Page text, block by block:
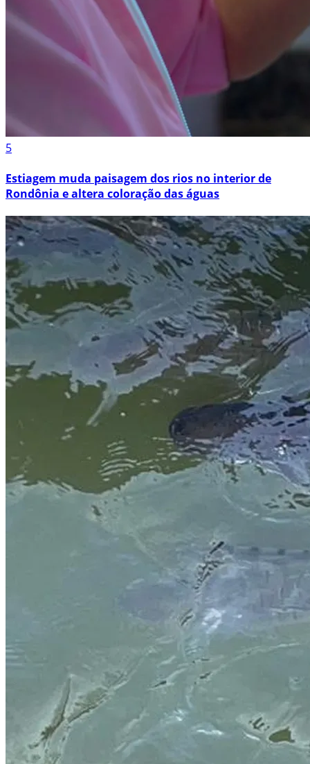
5
Estiagem muda paisagem dos rios no interior de
Rondônia e altera coloração das águas